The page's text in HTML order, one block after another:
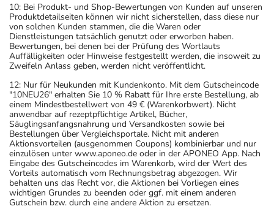
10: Bei Produkt- und Shop-Bewertungen von Kunden auf unseren
Produktdetailseiten können wir nicht sicherstellen, dass diese nur
von solchen Kunden stammen, die die Waren oder
Dienstleistungen tatsächlich genutzt oder erworben haben.
Bewertungen, bei denen bei der Prüfung des Wortlauts
Auffälligkeiten oder Hinweise festgestellt werden, die insoweit zu
Zweifeln Anlass geben, werden nicht veröffentlicht.
12: Nur für Neukunden mit Kundenkonto. Mit dem Gutscheincode
"10NEU26" erhalten Sie 10 % Rabatt für Ihre erste Bestellung, ab
einem Mindestbestellwert von 49 € (Warenkorbwert). Nicht
anwendbar auf rezeptpflichtige Artikel, Bücher,
Säuglingsanfangsnahrung und Versandkosten sowie bei
Bestellungen über Vergleichsportale. Nicht mit anderen
Aktionsvorteilen (ausgenommen Coupons) kombinierbar und nur
einzulösen unter www.aponeo.de oder in der APONEO App. Nach
Eingabe des Gutscheincodes im Warenkorb, wird der Wert des
Vorteils automatisch vom Rechnungsbetrag abgezogen. Wir
behalten uns das Recht vor, die Aktionen bei Vorliegen eines
wichtigen Grundes zu beenden oder ggf. mit einem anderen
Gutschein bzw. durch eine andere Aktion zu ersetzen.